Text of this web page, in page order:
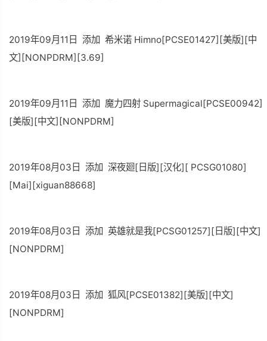
2019年09月11日 添加 希米诺 Himno[PCSE01427][美版][中
文][NONPDRM][3.69]
2019年09月11日 添加 魔力四射 Supermagical[PCSE00942]
[美版][中文][NONPDRM]
2019年08月03日 添加 深夜廻[日版][汉化][ PCSG01080]
[Mai][xiguan88668]
2019年08月03日 添加 英雄就是我[PCSG01257][日版][中文]
[NONPDRM]
2019年08月03日 添加 狐风[PCSE01382][美版][中文]
[NONPDRM]